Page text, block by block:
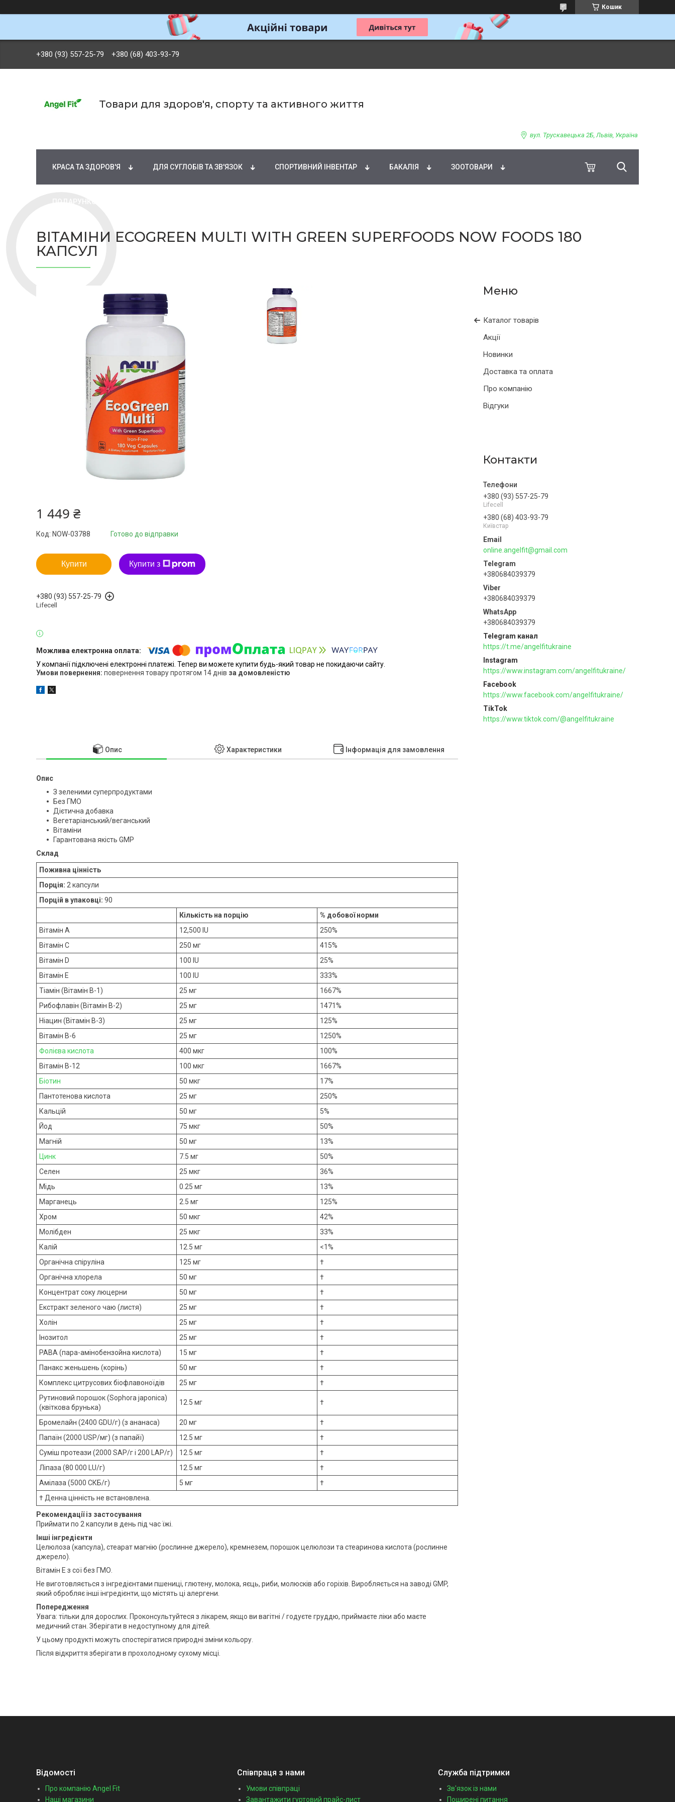
Кошик
+380 (93) 557-25-79 +380 (68) 403-93-79
Товари для здоров'я, спорту та активного життя
вул. Трускавецька 2Б, Львів, Україна
КРАСА ТА ЗДОРОВ'Я ДЛЯ СУГЛОБІВ ТА ЗВ'ЯЗОК СПОРТИВНИЙ ІНВЕНТАР БАКАЛІЯ ЗООТОВАРИ
ВІТАМІНИ ECOGREEN MULTI WITH GREEN SUPERFOODS NOW FOODS 180
КАПСУЛ
Каталог товарів
Акції
Новинки
Доставка та оплата
Про компанію
Відгуки
Контакти
+380 (93) 557-25-79
Lifecell
+380 (68) 403-93-79
Київстар
online.angelfit@gmail.com
+380684039379
+380684039379
+380684039379
Telegram канал
https://t.me/angelfitukraine
Instagram
https://www.instagram.com/angelfitukraine/
Facebook
https://www.facebook.com/angelfitukraine/
TikTok
https://www.tiktok.com/@angelfitukraine
1 449 ₴
Готово до відправки
Код: NOW-03788
Купити Купити з
+380 (93) 557-25-79
Lifecell
У компанії підключені електронні платежі. Тепер ви можете купити будь-який товар не покидаючи сайту.
повернення товару протягом 14 днів за домовленістю
Опис Характеристики Інформація для замовлення
Опис
З зеленими суперпродуктами
Без ГМО
Дієтична добавка
Вегетаріанський/веганський
Вітаміни
Гарантована якість GMP
Склад
Поживна цінність
Порція: 2 капсули
Порцій в упаковці: 90
Кількість на порцію
% добової норми
Вітамін A
12,500 IU
250%
Вітамін C
250 мг
415%
Вітамін D
100 IU
25%
Вітамін E
100 IU
333%
Тіамін (Вітамін B-1)
25 мг
1667%
Рибофлавін (Вітамін B-2)
25 мг
1471%
Ніацин (Вітамін B-3)
25 мг
125%
Вітамін B-6
25 мг
1250%
Фолієва кислота
400 мкг
100%
Вітамін B-12
100 мкг
1667%
Біотин
50 мкг
17%
Пантотенова кислота
25 мг
250%
Кальцій
50 мг
5%
Йод
75 мкг
50%
Магній
50 мг
13%
Цинк
7.5 мг
50%
Селен
25 мкг
36%
Мідь
0.25 мг
13%
Марганець
2.5 мг
125%
Хром
50 мкг
42%
Молібден
25 мкг
33%
Калій
12.5 мг
<1%
Органічна спіруліна
125 мг
†
Органічна хлорела
50 мг
†
Концентрат соку люцерни
50 мг
†
Екстракт зеленого чаю (листя)
25 мг
†
Холін
25 мг
†
Інозитол
25 мг
†
PABA (пара-амінобензойна кислота)
15 мг
†
Панакс женьшень (корінь)
50 мг
†
Комплекс цитрусових біофлавоноїдів
25 мг
†
Рутиновий порошок (Sophora japonica)
(квіткова брунька)
12.5 мг †
Бромелайн (2400 GDU/г) (з ананаса) 20 мг
†
Папаїн (2000 USP/мг) (з папайї)
12.5 мг
†
Суміш протеази (2000 SAP/г і 200 LAP/г)
12.5 мг
†
Ліпаза (80 000 LU/г)
12.5 мг
†
Амілаза (5000 СКБ/г)
5 мг
†
† Денна цінність не встановлена.
Рекомендації із застосування
Приймати по 2 капсули в день під час їжі.
Інші інгредієнти
Целюлоза (капсула), стеарат магнію (рослинне джерело), кремнезем, порошок целюлози та стеаринова кислота (рослинне
джерело).
Вітамін Е з сої без ГМО.
Не виготовляється з інгредієнтами пшениці, глютену, молока, яєць, риби, молюсків або горіхів. Виробляється на заводі GMP,
який обробляє інші інгредієнти, що містять ці алергени.
Попередження
Увага: тільки для дорослих. Проконсультуйтеся з лікарем, якщо ви вагітні / годуєте груддю, приймаєте ліки або маєте
медичний стан. Зберігати в недоступному для дітей.
У цьому продукті можуть спостерігатися природні зміни кольору.
Після відкриття зберігати в прохолодному сухому місці.
Відомості
Про компанію Angel Fit
Наші магазини
Співпраця з нами
Умови співпраці
Завантажити гуртовий прайс-лист
Служба підтримки
Зв'язок із нами
Поширені питання